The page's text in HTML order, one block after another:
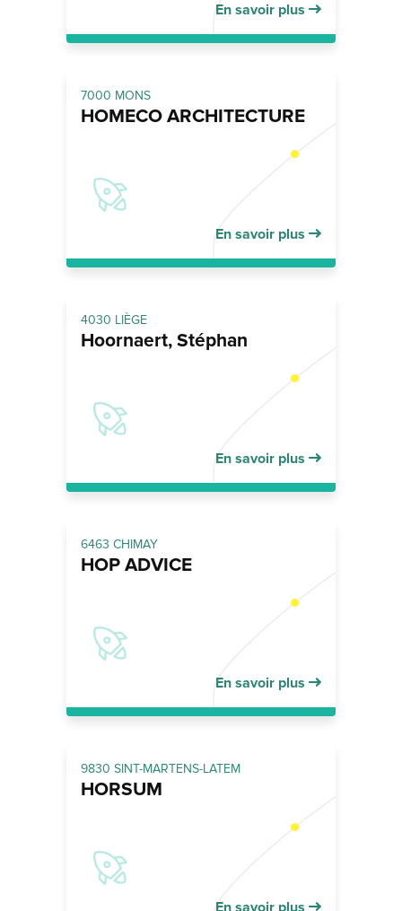
En savoir plus
7000 MONS
HOMECO ARCHITECTURE
En savoir plus
4030 LIÈGE
Hoornaert, Stéphan
En savoir plus
6463 CHIMAY
HOP ADVICE
En savoir plus
9830 SINT-MARTENS-LATEM
HORSUM
En savoir plus